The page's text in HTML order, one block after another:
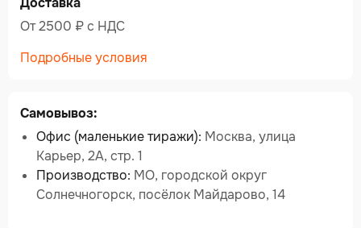
От 2500 ₽ c НДС
Подробные условия
Самовывоз:
Офис (маленькие тиражи): Москва, улица
Карьер, 2А, стр. 1
Производство: МО, городской округ
Солнечногорск, посёлок Майдарово, 14